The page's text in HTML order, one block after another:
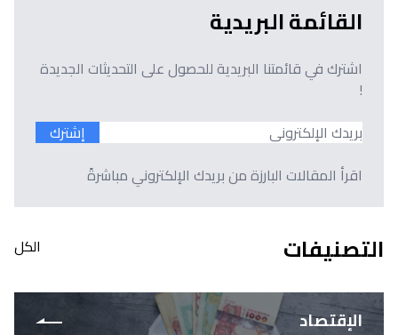
القائمة البريدية
اشترك في قائمتنا البريدية للحصول على التحديثات الجديدة
!
إشترك
اقرأ المقالات البارزة من بريدك الإلكتروني مباشرةً
التصنيفات الكل
الإقتصاد